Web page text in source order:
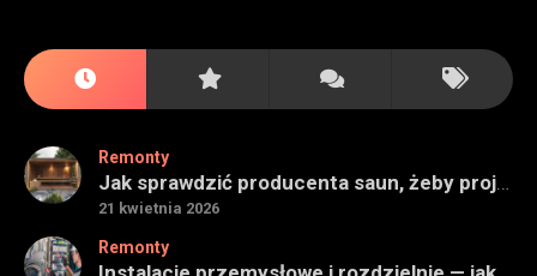
Remonty
Jak sprawdzić producenta saun, żeby projekt miał sens na lata
21 kwietnia 2026
Remonty